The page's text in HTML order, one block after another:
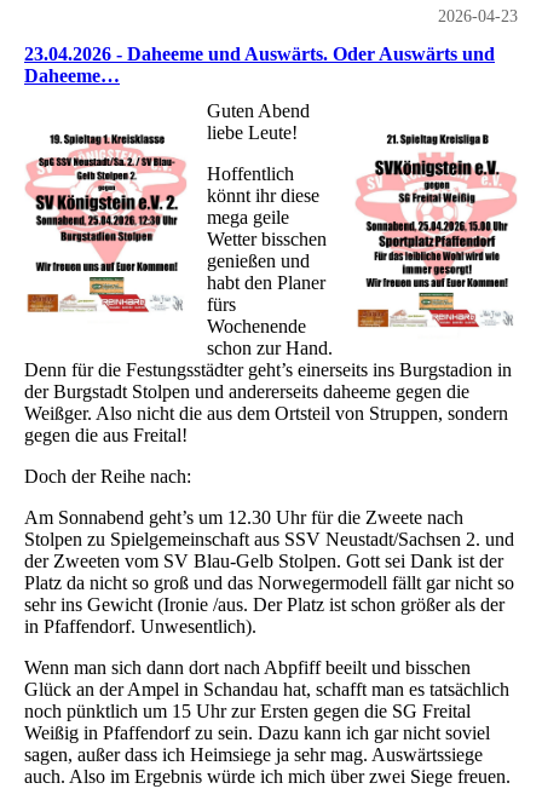
2026-04-23
23.04.2026 - Daheeme und Auswärts. Oder Auswärts und
Daheeme…
Guten Abend
liebe Leute!
Hoffentlich
könnt ihr diese
mega geile
Wetter bisschen
genießen und
habt den Planer
fürs
Wochenende
schon zur Hand.
Denn für die Festungsstädter geht’s einerseits ins Burgstadion in
der Burgstadt Stolpen und andererseits daheeme gegen die
Weißger. Also nicht die aus dem Ortsteil von Struppen, sondern
gegen die aus Freital!
Doch der Reihe nach:
Am Sonnabend geht’s um 12.30 Uhr für die Zweete nach
Stolpen zu Spielgemeinschaft aus SSV Neustadt/Sachsen 2. und
der Zweeten vom SV Blau-Gelb Stolpen. Gott sei Dank ist der
Platz da nicht so groß und das Norwegermodell fällt gar nicht so
sehr ins Gewicht (Ironie /aus. Der Platz ist schon größer als der
in Pfaffendorf. Unwesentlich).
Wenn man sich dann dort nach Abpfiff beeilt und bisschen
Glück an der Ampel in Schandau hat, schafft man es tatsächlich
noch pünktlich um 15 Uhr zur Ersten gegen die SG Freital
Weißig in Pfaffendorf zu sein. Dazu kann ich gar nicht soviel
sagen, außer dass ich Heimsiege ja sehr mag. Auswärtssiege
auch. Also im Ergebnis würde ich mich über zwei Siege freuen.